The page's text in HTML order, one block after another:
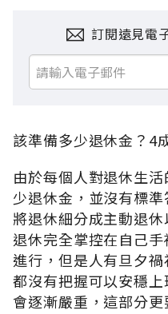
訂閱遠見電
該準備多少退休金？4
由於每個人對退休生
少退休金，並沒有標
將退休細分成主動退
退休完全掌控在自己
進行，但是人有旦夕
都沒有把握可以安穩
會逐漸嚴重，這部分更